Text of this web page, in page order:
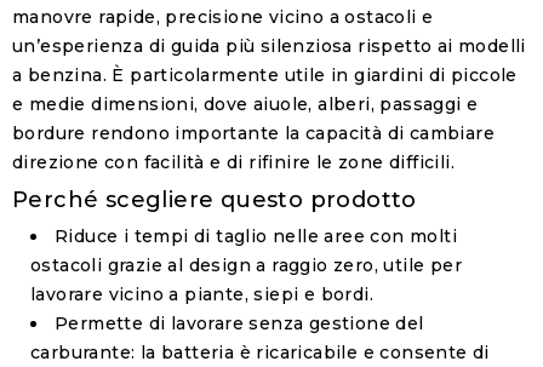
manovre rapide, precisione vicino a ostacoli e
un’esperienza di guida più silenziosa rispetto ai modelli
a benzina. È particolarmente utile in giardini di piccole
e medie dimensioni, dove aiuole, alberi, passaggi e
bordure rendono importante la capacità di cambiare
direzione con facilità e di rifinire le zone difficili.
Perché scegliere questo prodotto
Riduce i tempi di taglio nelle aree con molti
ostacoli grazie al design a raggio zero, utile per
lavorare vicino a piante, siepi e bordi.
Permette di lavorare senza gestione del
carburante: la batteria è ricaricabile e consente di